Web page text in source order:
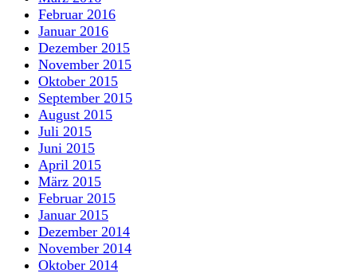
Februar 2016
Januar 2016
Dezember 2015
November 2015
Oktober 2015
September 2015
August 2015
Juli 2015
Juni 2015
April 2015
März 2015
Februar 2015
Januar 2015
Dezember 2014
November 2014
Oktober 2014